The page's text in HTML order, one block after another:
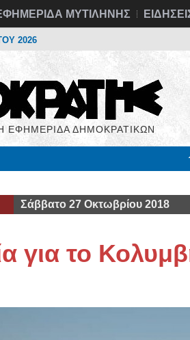
ΜΥΤΙΛΗΝΗΣ
2026
ΕΦΗΜΕΡΙΔΑ ΔΗΜΟΚΡΑΤΙΚΩΝ
Σάββατο 27 Οκτωβρίου 2018
για το